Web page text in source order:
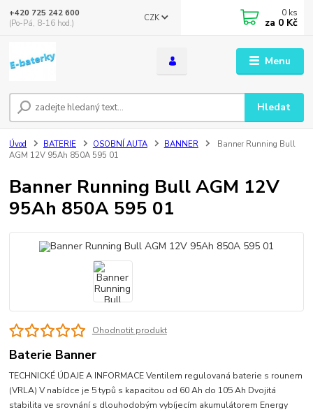
Menu
CZK
Hledat
+420 725 242 600
(Po-Pá, 8-16 hod.)
0 ks
za 0 Kč
Úvod BATERIE OSOBNÍ AUTA BANNER
Banner Running Bull
AGM 12V 95Ah 850A 595 01
Banner Running Bull AGM 12V
95Ah 850A 595 01
Ohodnotit produkt
Baterie Banner
TECHNICKÉ ÚDAJE A INFORMACE Ventilem regulovaná baterie s rounem
(VRLA) V nabídce je 5 typů s kapacitou od 60 Ah do 105 Ah Dvojitá
stabilita ve srovnání s dlouhodobým vybíjecím akumulátorem Energy